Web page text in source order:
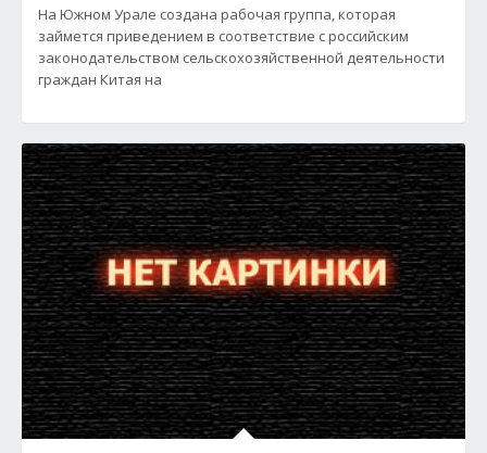
На Южном Урале создана рабочая группа, которая
займется приведением в соответствие с российским
законодательством сельскохозяйственной деятельности
граждан Китая на